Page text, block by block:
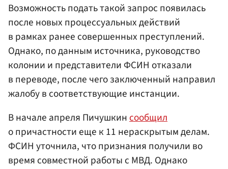
Возможность подать такой запрос появилась
после новых процессуальных действий
в рамках ранее совершенных преступлений.
Однако, по данным источника, руководство
колонии и представители ФСИН отказали
в переводе, после чего заключенный направил
жалобу в соответствующие инстанции.
В начале апреля Пичушкинсообщил
о причастности еще к 11 нераскрытым делам.
ФСИН уточнила, что признания получили во
время совместной работы с МВД. Однако